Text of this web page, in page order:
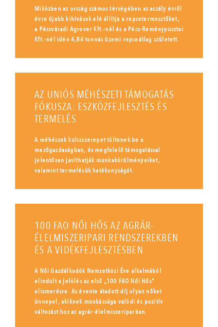
Miközben az ország számos térségében az aszály évről
évre újabb kihívások elé állítja a repcetermesztőket,
a Pécsváradi Agrover Kft.-nél és a Pécs-Reménypusztai
Kft.-nél idén 4,84 tonnás üzemi repceátlag született.
AZ UNIÓS MÉHÉSZETI TÁMOGATÁS
FÓKUSZA: ESZKÖZFEJLESZTÉS ÉS
TERMELÉS
A méhészek kulcsszerepet töltenek be a
mezőgazdaságban, és megfelelő támogatással
jelentősen javíthatják munkakörülményeiket,
valamint termelésük hatékonyságát.
100 FAO NŐI HŐS AZ AGRÁR-
ÉLELMISZERIPARI RENDSZEREKBEN
ÉS A VIDÉKFEJLESZTÉSBEN
A Női Gazdálkodók Nemzetközi Éve alkalmából
elindult a jelölés az első „100 FAO Női Hős”
elismerésre. Az évente átadott díj olyan nőket
ünnepel, akiknek munkássága valódi és pozitív
változást hoz az agrár-élelmiszeriparban.